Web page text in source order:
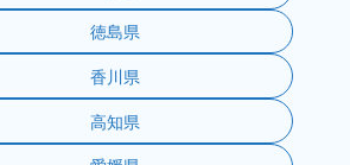
徳島県
香川県
高知県